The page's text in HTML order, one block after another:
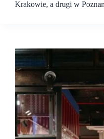
Krakowie, a drugi w